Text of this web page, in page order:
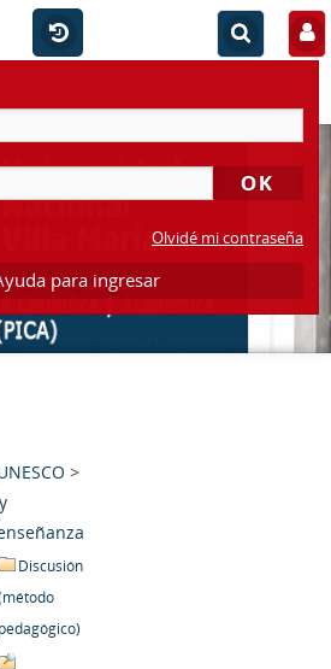
Olvidé mi contraseña
para ingresar
>
Discusión
pedagógico)